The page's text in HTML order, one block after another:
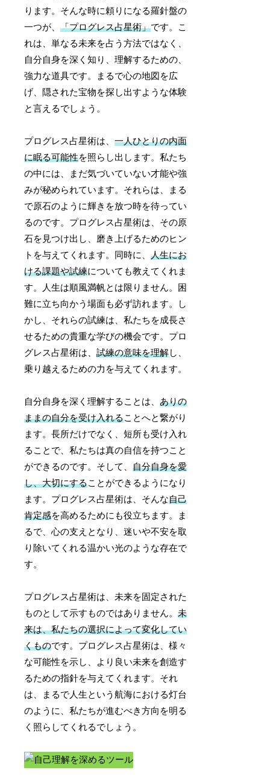
ります。そんな時に頼りになる羅針盤の
一つが、「プログレス占星術」です。こ
れは、単なる未来を占う方法ではなく、
自分自身を深く知り、理解するための、
強力な道具です。まるで心の地図を広
げ、隠された宝物を探し出すような体験
と言えるでしょう。
プログレス占星術は、一人ひとりの内面
に眠る可能性を照らし出します。私たち
の中には、まだ気づいていない才能や強
みが秘められています。それらは、まる
で原石のように輝きを放つ時を待ってい
るのです。プログレス占星術は、その原
石を見つけ出し、磨き上げるためのヒン
トを与えてくれます。同時に、人生にお
ける課題や試練についても教えてくれま
す。人生は順風満帆とは限りません。困
難に立ち向かう場面も必ず訪れます。し
かし、それらの試練は、私たちを成長さ
せるための貴重な学びの機会です。プロ
グレス占星術は、試練の意味を理解し、
乗り越えるための力を与えてくれます。
自分自身を深く理解することは、ありの
ままの自分を受け入れることへと繋がり
ます。長所だけでなく、短所も受け入れ
ることで、私たちは真の自信を持つこと
ができるのです。そして、自分自身を愛
し、大切にすることができるようになり
ます。プログレス占星術は、そんな自己
肯定感を高めるためにも役立ちます。ま
るで、心の支えとなり、迷いや不安を取
り除いてくれる温かい光のような存在で
す。
プログレス占星術は、未来を固定された
ものとして示すものではありません。未
来は、私たちの選択によって変化してい
くものです。プログレス占星術は、様々
な可能性を示し、より良い未来を創造す
るための指針を与えてくれます。それ
は、まるで人生という航海における灯台
のように、私たちが進むべき方向を明る
く照らしてくれるでしょう。